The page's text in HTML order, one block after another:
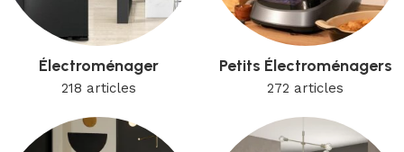
Électroménager
218 articles
Petits Électroménagers
272 articles